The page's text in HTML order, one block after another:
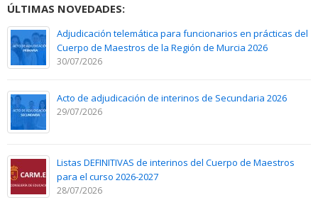
ÚLTIMAS NOVEDADES:
Adjudicación telemática para funcionarios en prácticas del
Cuerpo de Maestros de la Región de Murcia 2026
30/07/2026
Acto de adjudicación de interinos de Secundaria 2026
29/07/2026
Listas DEFINITIVAS de interinos del Cuerpo de Maestros
para el curso 2026-2027
28/07/2026